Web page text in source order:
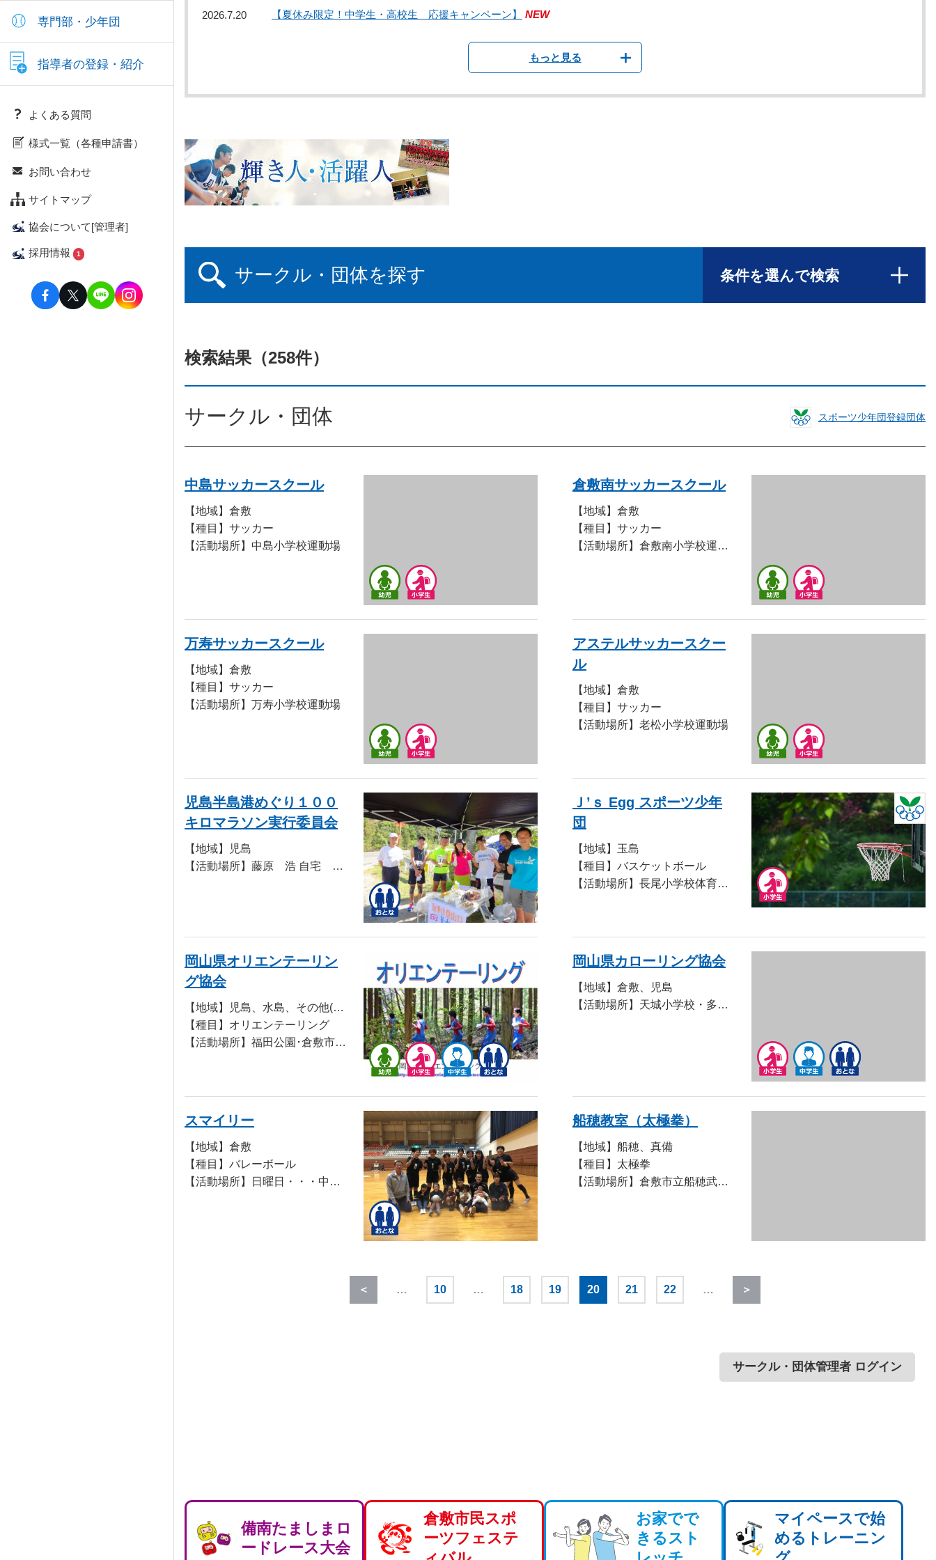
専門部・少年団
指導者の登録・紹介
よくある質問
様式一覧（各種申請書）
お問い合わせ
サイトマップ
協会について[管理者]
採用情報 1
2026.7.20 【夏休み限定！中学生・高校生 応援キャンペーン】 NEW
もっと見る
サークル・団体を探す 条件を選んで検索
検索結果（258件）
サークル・団体 スポーツ少年団登録団体
中島サッカースクール
【地域】倉敷
【種目】サッカー
【活動場所】中島小学校運動場
倉敷南サッカースクール
【地域】倉敷
【種目】サッカー
【活動場所】倉敷南小学校運動場
万寿サッカースクール
【地域】倉敷
【種目】サッカー
【活動場所】万寿小学校運動場
アステルサッカースクー
ル
【地域】倉敷
【種目】サッカー
【活動場所】老松小学校運動場
児島半島港めぐり１００
キロマラソン実行委員会
【地域】児島
【活動場所】藤原 浩 自宅 〒711-0927 倉敷市下津井１丁目１－３６と倉敷市大畠久須美弘法大師堂前駐車場
Ｊ’ｓ Egg スポーツ少年
団
【地域】玉島
【種目】バスケットボール
【活動場所】長尾小学校体育館・富田小学校体育館・霞ヶ丘小学校体育館・玉島市民交流センター体育館
岡山県オリエンテーリン
グ協会
【地域】児島、水島、その他(市外)
【種目】オリエンテーリング
【活動場所】福田公園･倉敷市少年自然の家･岡山県健康の森･国立吉備青少年自然の家･笠岡市Ｂ＆Ｇ海洋センター
岡山県カローリング協会
【地域】倉敷、児島
【活動場所】天城小学校・多津美中学校・くらしき健康福祉プラザ 定期活動は天城小学校（火曜日・金曜日）・多津美中学校（木曜日）で行われています。
スマイリー
【地域】倉敷
【種目】バレーボール
【活動場所】日曜日・・・中島小学校 水曜日・・・倉敷第一中学校
船穂教室（太極拳）
【地域】船穂、真備
【種目】太極拳
【活動場所】倉敷市立船穂武道館
＜ … 10 … 18 19 20 21 22 … ＞
サークル・団体管理者 ログイン
備南たましまロ
ードレース大会
倉敷市民スポ
ーツフェステ
お家でで
きるスト
マイペースで始
めるトレーニン